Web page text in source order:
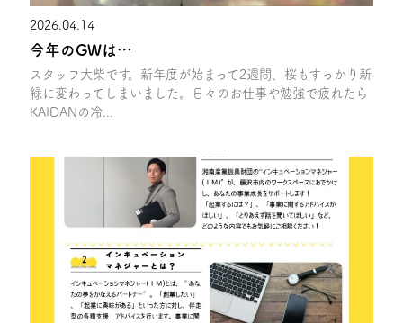
2026.04.14
今年のGWは…
スタッフ大柴です。新年度が始まって2週間、桜もすっかり新
緑に変わってしまいました。日々のお仕事や勉強で疲れたら
KAIDANの冷...